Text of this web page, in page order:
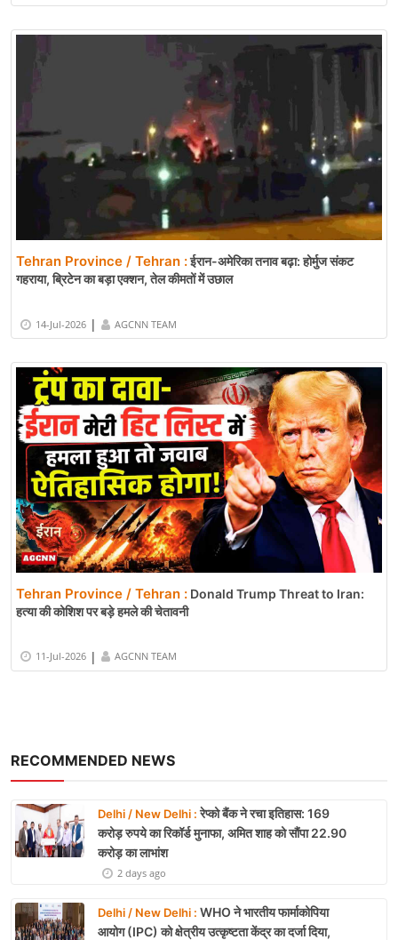
RECOMMENDED NEWS
Delhi / New Delhi :रेप्को बैंक ने रचा इतिहास: 169
करोड़ रुपये का रिकॉर्ड मुनाफा, अमित शाह को सौंपा 22.90
करोड़ का लाभांश
2 days ago
Delhi / New Delhi : WHO ने भारतीय फार्माकोपिया
आयोग (IPC) को क्षेत्रीय उत्कृष्टता केंद्र का दर्जा दिया,
Tehran Province / Tehran :ईरान-अमेरिका तनाव बढ़ा: होर्मुज संकट
गहराया, ब्रिटेन का बड़ा एक्शन, तेल कीमतों में उछाल
14-Jul-2026 | AGCNN TEAM
Tehran Province / Tehran : Donald Trump Threat to Iran:
हत्या की कोशिश पर बड़े हमले की चेतावनी
11-Jul-2026 | AGCNN TEAM